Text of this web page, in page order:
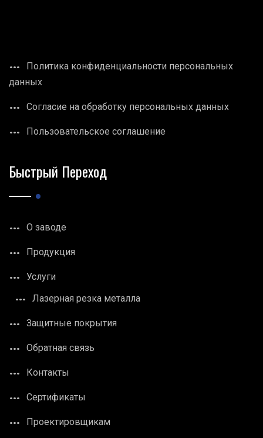
Политика конфиденциальности персональных
данных
Согласие на обработку персональных данных
Пользовательское соглашение
Быстрый Переход
О заводе
Продукция
Услуги
Лазерная резка металла
Защитные покрытия
Обратная связь
Контакты
Сертификаты
Проектировщикам